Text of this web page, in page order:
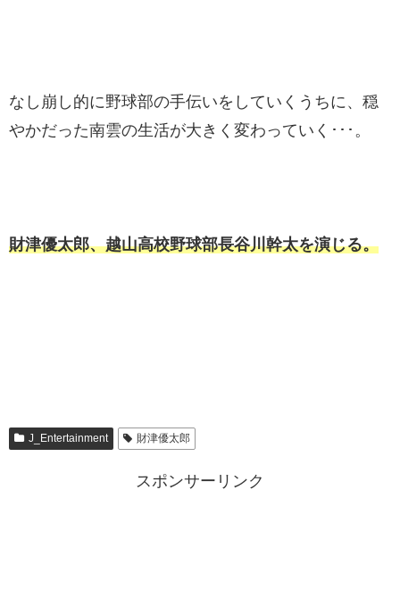
なし崩し的に野球部の手伝いをしていくうちに、穏
やかだった南雲の生活が大きく変わっていく･･･。
財津優太郎、越山高校野球部長谷川幹太を演じる。
J_Entertainment 財津優太郎
スポンサーリンク